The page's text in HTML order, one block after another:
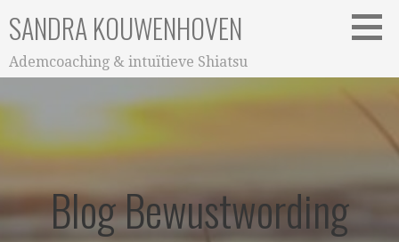
naar
de
inhoud
SANDRA KOUWENHOVEN
Ademcoaching & intuïtieve Shiatsu
Blog Bewustwording